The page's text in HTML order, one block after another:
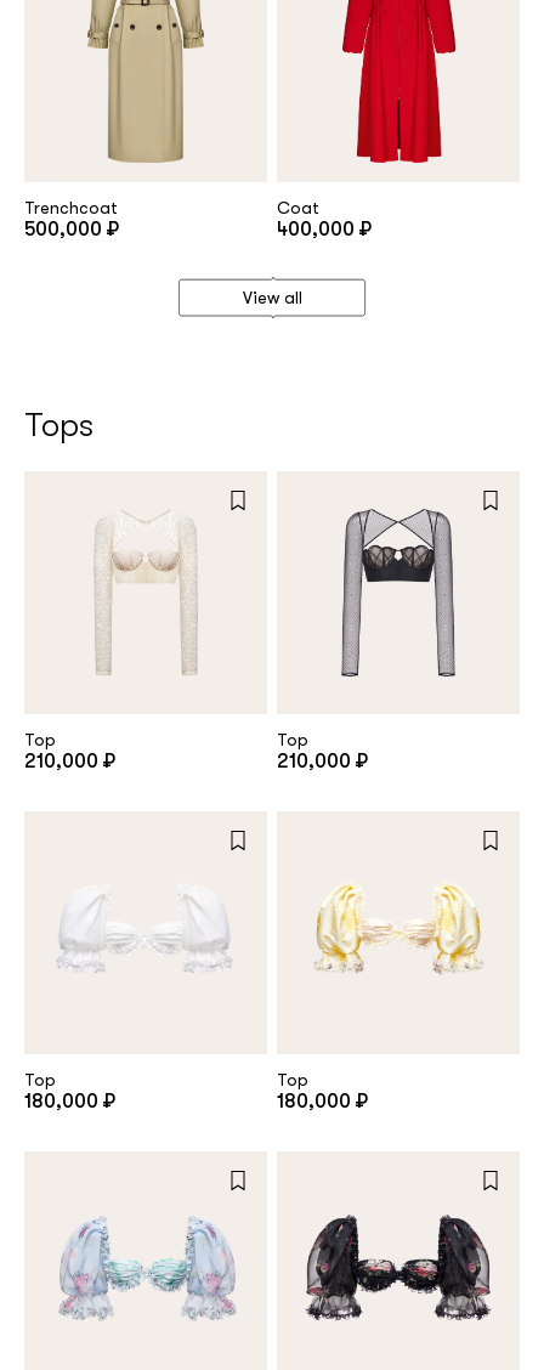
View all
Trenchcoat
500,000 ₽
Coat
400,000 ₽
Tops
Top
210,000 ₽
Top
210,000 ₽
Top
180,000 ₽
Top
180,000 ₽